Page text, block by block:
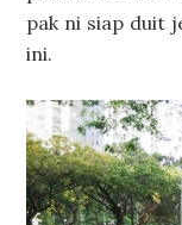
pak ni siap duit
ini.